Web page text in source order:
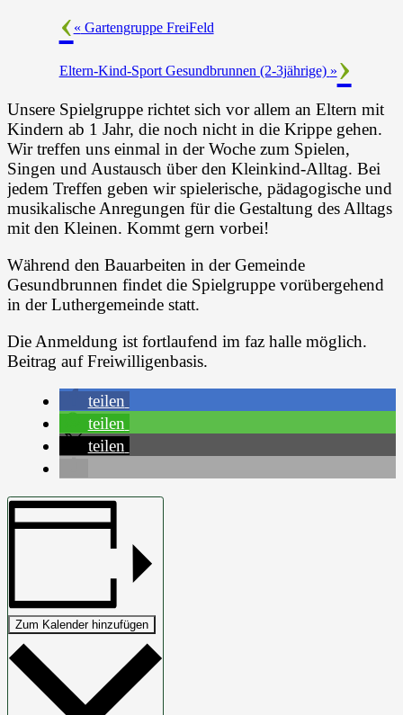
« Gartengruppe FreiFeld
Eltern-Kind-Sport Gesundbrunnen (2-3jährige) »
Unsere Spielgruppe richtet sich vor allem an Eltern mit
Kindern ab 1 Jahr, die noch nicht in die Krippe gehen.
Wir treffen uns einmal in der Woche zum Spielen,
Singen und Austausch über den Kleinkind-Alltag. Bei
jedem Treffen geben wir spielerische, pädagogische und
musikalische Anregungen für die Gestaltung des Alltags
mit den Kleinen. Kommt gern vorbei!
Während den Bauarbeiten in der Gemeinde
Gesundbrunnen findet die Spielgruppe vorübergehend
in der Luthergemeinde statt.
Die Anmeldung ist fortlaufend im faz halle möglich.
Beitrag auf Freiwilligenbasis.
teilen
teilen
teilen
Zum Kalender hinzufügen